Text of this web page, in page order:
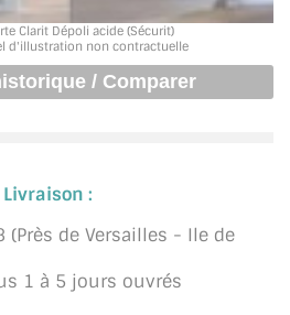
INSPIRATIONS
Clarit Dépoli acide (Sécurit)
d'illustration non contractuelle
:
(Près de Versailles - Ile de
1 à 5 jours ouvrés